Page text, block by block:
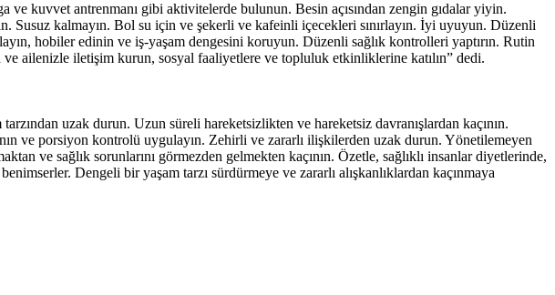
kuvvet antrenmanı gibi aktivitelerde bulunun. Besin açısından zengin gıdalar yiyin.
Susuz kalmayın. Bol su için ve şekerli ve kafeinli içecekleri sınırlayın. İyi uyuyun. Düzenli
hobiler edinin ve iş-yaşam dengesini koruyun. Düzenli sağlık kontrolleri yaptırın. Rutin
ve ailenizle iletişim kurun, sosyal faaliyetlere ve topluluk etkinliklerine katılın” dedi.
uzak durun. Uzun süreli hareketsizlikten ve hareketsiz davranışlardan kaçının.
ve porsiyon kontrolü uygulayın. Zehirli ve zararlı ilişkilerden uzak durun. Yönetilemeyen
ve sağlık sorunlarını görmezden gelmekten kaçının. Özetle, sağlıklı insanlar diyetlerinde,
Dengeli bir yaşam tarzı sürdürmeye ve zararlı alışkanlıklardan kaçınmaya